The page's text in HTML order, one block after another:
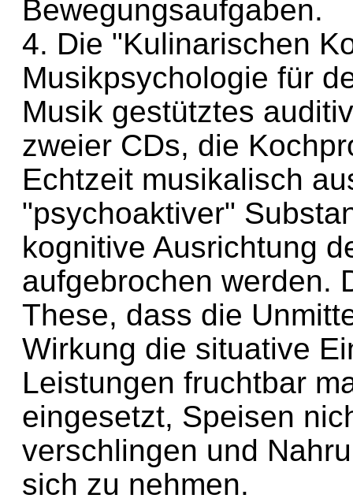
Bewegungsaufgaben.
4. Die "Kulinarischen
Musikpsychologie für
Musik gestütztes
zweier CDs, die
Echtzeit musikalisch
"psychoaktiver"
kognitive Ausrichtung
aufgebrochen werden.
These, dass die
Wirkung die situative
Leistungen fruchtbar
eingesetzt, Speisen
verschlingen und
sich zu nehmen.